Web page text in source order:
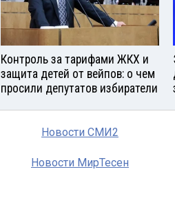
Контроль за тарифами ЖКХ и
защита детей от вейпов: о чем
просили депутатов избиратели
Новости СМИ2
Новости МирТесен